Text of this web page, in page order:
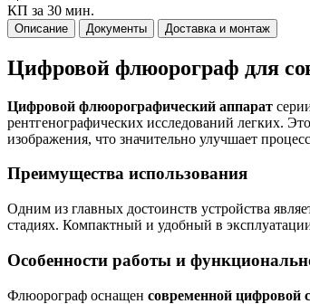
КП за 30 мин.
Описание Документы Доставка и монтаж
Цифровой флюорограф для
Цифровой флюорографический аппарат
рентгенографических исследований легких.
изображения, что значительно улучшает
Преимущества использования
Одним из главных достоинств устройства
стадиях. Компактный и удобный в
Особенности работы и
Флюорограф оснащен современной цифровой